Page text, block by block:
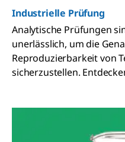
Industrielle Prüfung
Analytische Prüfungen
unerlässlich, um die
Reproduzierbarkeit von
sicherzustellen.